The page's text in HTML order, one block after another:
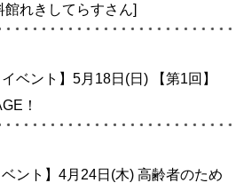
れきしてらすさん]
ベント】5月18日(日) 【第1回】
！
ベント】4月24日(木) 高齢者のため